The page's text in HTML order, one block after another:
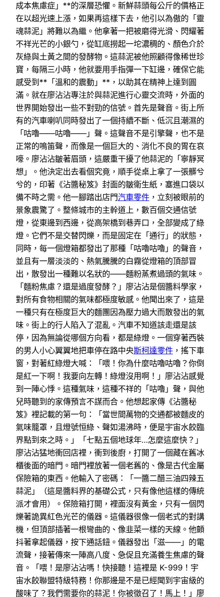
成本焦慮症」**的深層恐懼。新鮮蒜頭每公斤的價格正
在以超光速上漲，如果再這樣下去，他引以為傲的「靈
魂蒜泥」將難以為繼。他拿著一把被磨得光滑、閃耀著
不祥光芒的小銀勺，從缸底撈起一坨濃稠的、顏色介於
灰綠與土黃之間的發酵物。這蒜泥被他照顧得像稀世珍
寶，每隔三小時，他就要用手指彈一下缸邊，確保它能
感受到**「溫和的震動」**，以助其在精神上達到圓
滿。就在廖沾沾專注於與蒜泥進行心靈交流時，外面的
世界開始發出一些不對勁的信號。首先是聲音。街上所
有的汽車喇叭同時發出了一個持續不斷、低沉且潮濕的
「咕嚕——咕嚕——」聲。這聲音不是引擎聲，也不是
正常的鳴笛聲，而像是一個巨大的、消化不良的胃在哀
嚎。廖沾沾皺著眉頭，這嚴重干擾了他蒜泥的「寧靜冥
想」。他決定出去看個究竟，順手從桌上拿了一張髒兮
兮的，印著《沾醬秘笈》封面的皺衛生紙，塞進口袋以
備不時之需。他一腳踏出店門汽車零件 ，立刻被眼前的
景象震驚了。整條城市的主幹道上，數百個交通信號
燈，從東邊到西邊，從高架橋到巷弄口，全部變成了綠
燈。它們不是交替閃爍，而是固定在「通行」的狀態，
同時，每一個燈箱都發出了那種「咕嚕咕嚕」的聲音，
並且有一層淡淡的、熱氣騰騰的白霧從燈箱的頂部冒
出，散發出一種難以名狀的——麵粉蒸煮過頭的氣味。
「麵粉焦慮？還是過度發酵？」廖沾沾是個醬料學家，
對所有食物相關的氣味都極度敏感。他聞出來了，這是
一種只有在極度巨大的麵團因為壓力過大而散發出的氣
味。街上的行人陷入了混亂。汽車不知道該走還是該
停，因為無論從哪個方向看，都是綠燈。一個穿著西裝
的男人小心翼翼地把車停在路中央斯柯達零件 ，搖下車
窗，對著紅綠燈大喊：「喂！你為什麼咕嚕咕嚕？你倒
是紅一下啊！我要向左轉！綠燈沒用啊！」廖沾沾感覺
到一陣心悸。這種氣味，這種不祥的「咕嚕」聲，與他
兒時聽到的家傳預言不謀而合。他想起家傳《沾醬秘
笈》裡記載的第一句：「當世間萬物的交通都被麵皮的
氣味籠罩，且燈號恒綠、聲如湯沸時，便是宇宙水餃臨
界點到來之時。」「七點五個地球年…怎麼這麼快？」
廖沾沾猛地衝回店裡，衝到後廚，打開了一個藏在舊冰
櫃後面的暗門。暗門裡放著一個老舊的、像是古代金屬
保險箱的東西。他輸入了密碼：「一醬二醋三油四辣五
蒜泥」（這是醬料界的基礎公式，只有像他這樣的傳統
派才會用）。保險箱打開，裡面沒有黃金，只有一個閃
爍著詭異紅色光芒的儀器。這儀器很像一個老式的對講
機，但頂部插著一根彎曲的、像韭菜一樣的天線。他顫
抖著拿起儀器，按下通話鈕。儀器發出「滋——」的電
流聲，接著傳來一陣高八度、急促且充滿養生焦慮的聲
音。「喂！是廖沾沾嗎！快接聽！這裡是 K-999！宇
宙水餃聯盟特級特務！你那邊是不是已經聞到宇宙級的
酸味了？我們需要你的蒜泥！你被徵召了！馬上！」廖